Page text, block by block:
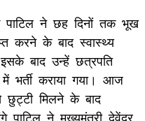
पाटिल ने छह दिनों तक भूख
करने के बाद स्वास्थ्य
बाद उन्हें छत्रपति
भर्ती कराया गया। आज
मिलने के बाद